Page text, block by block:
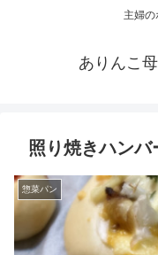
主婦
ありんこ
照り焼きハンバ
惣菜パン